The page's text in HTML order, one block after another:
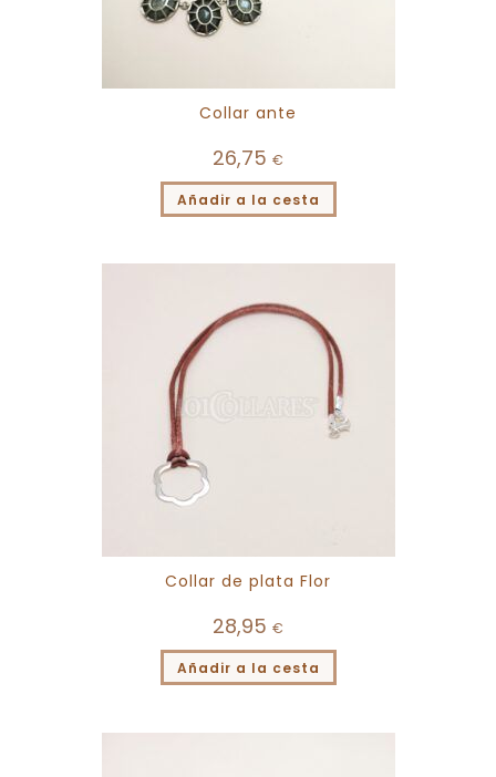
Collar ante
26,75 €
Añadir a la cesta
Collar de plata Flor
28,95 €
Añadir a la cesta